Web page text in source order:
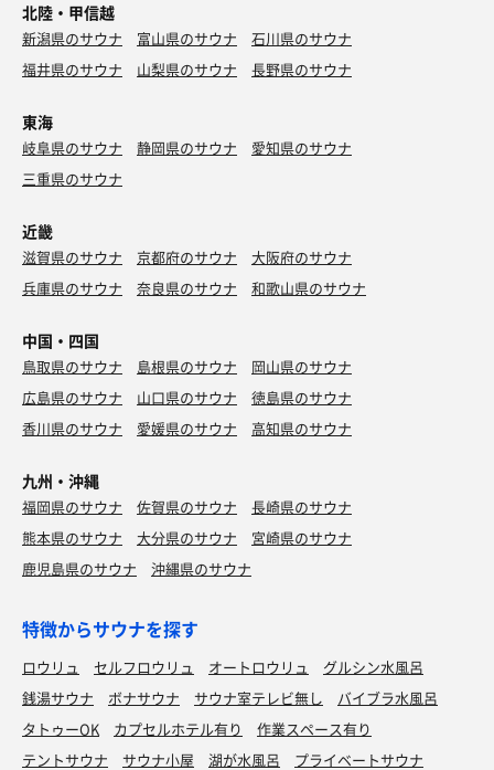
唐揚げ定食
サックサクでうまぁで🏆次はマヨネーズも貰おう
焼酎ハイボール
今日もストリートからKP
北陸・甲信越
新潟県のサウナ 富山県のサウナ
石川県のサウナ
福井県のサウナ
山梨県のサウナ 長野県のサウナ
東海
岐阜県のサウナ 静岡県のサウナ
愛知県のサウナ
三重県のサウナ
近畿
滋賀県のサウナ 京都府のサウナ
大阪府のサウナ
兵庫県のサウナ
奈良県のサウナ 和歌山県のサウナ
中国・四国
鳥取県のサウナ 島根県のサウナ
岡山県のサウナ
広島県のサウナ
山口県のサウナ
徳島県のサウナ
香川県のサウナ
愛媛県のサウナ 高知県のサウナ
九州・沖縄
福岡県のサウナ 佐賀県のサウナ
長崎県のサウナ
熊本県のサウナ
大分県のサウナ
宮崎県のサウナ
鹿児島県のサウナ
沖縄県のサウナ
特徴からサウナを探す
ロウリュ セルフロウリュ オートロウリュ
グルシン水風呂
銭湯サウナ
ボナサウナ サウナ室テレビ無し
バイブラ水風呂
タトゥーOK
カプセルホテル有り
作業スペース有り
テントサウナ
サウナ小屋 湖が水風呂 プライベートサウナ